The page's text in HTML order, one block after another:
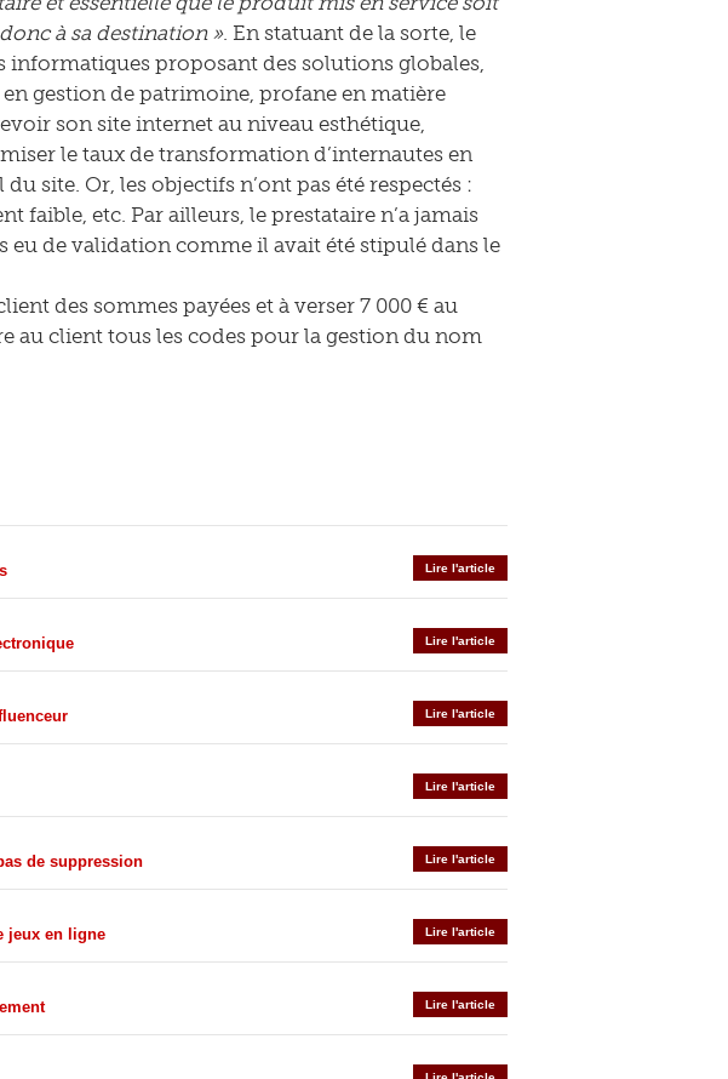
à sa destination ». En statuant de la sorte, le
proposant des solutions globales,
gestion de patrimoine, profane en matière
son site internet au niveau esthétique,
le taux de transformation d’internautes en
site. Or, les objectifs n’ont pas été respectés :
faible, etc. Par ailleurs, le prestataire n’a jamais
eu de validation comme il avait été stipulé dans le
des sommes payées et à verser 7 000 € au
au client tous les codes pour la gestion du nom
Lire l'article
Lire l'article
Lire l'article
Lire l'article
Lire l'article
de suppression
Lire l'article
jeux en ligne
Lire l'article